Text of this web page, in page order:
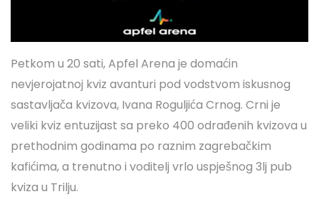
Petkom u 20 sati, Apfel Arena je domaćin
nevjerojatnoj kviz avanturi pod vodstvom iskusnog
sastavljača kvizova, Ivana Roguljića Crnog. Crni je
veliki kviz entuzijast sa preko 400 odrađenih kvizova u
prethodnim godinama po raznim zagrebačkim
kafićima, a trenutno i voditelj vrlo uspješnog 3lj pub
kviza u Trilju.